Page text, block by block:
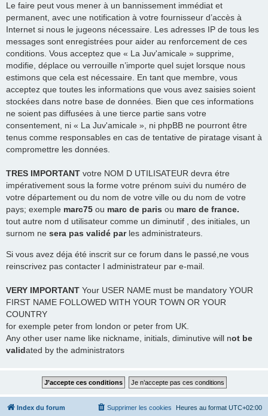
Le faire peut vous mener à un bannissement immédiat et
permanent, avec une notification à votre fournisseur d’accès à
Internet si nous le jugeons nécessaire. Les adresses IP de tous les
messages sont enregistrées pour aider au renforcement de ces
conditions. Vous acceptez que « La Juv'amicale » supprime,
modifie, déplace ou verrouille n’importe quel sujet lorsque nous
estimons que cela est nécessaire. En tant que membre, vous
acceptez que toutes les informations que vous avez saisies soient
stockées dans notre base de données. Bien que ces informations
ne soient pas diffusées à une tierce partie sans votre
consentement, ni « La Juv'amicale », ni phpBB ne pourront être
tenus comme responsables en cas de tentative de piratage visant à
compromettre les données.
TRES IMPORTANT votre NOM D UTILISATEUR devra étre
impérativement sous la forme votre prénom suivi du numéro de
votre département ou du nom de votre ville ou du nom de votre
pays; exemple marc75 ou marc de paris ou marc de france.
tout autre nom d utilisateur comme un diminutif , des initiales, un
surnom ne sera pas validé parles administrateurs.
Si vous avez déja été inscrit sur ce forum dans le passé,ne vous
reinscrivez pas contacter l administrateur par e-mail.
VERY IMPORTANT Your USER NAME must be mandatory YOUR
FIRST NAME FOLLOWED WITH YOUR TOWN OR YOUR
COUNTRY
for exemple peter from london or peter from UK.
Any other user name like nickname, initials, diminutive will not be
validated by the administrators
Index du forum Heures au format UTC+02:00
Supprimer les cookies